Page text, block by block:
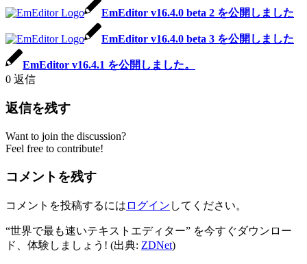
EmEditor v16.4.0 beta 2 を公開しました
EmEditor v16.4.0 beta 3 を公開しました
EmEditor v16.4.1 を公開しました。
0 返信
返信を残す
Want to join the discussion?
Feel free to contribute!
コメントを残す
コメントを投稿するには ログイン してください。
“世界で最も速いテキストエディター” を今すぐダウンロー
ド、体験しましょう! (出典: ZDNet)